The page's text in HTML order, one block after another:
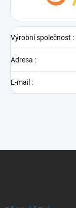
Výrobní společnost :
Adresa :
E-mail :